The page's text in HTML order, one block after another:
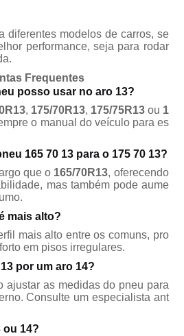
diferentes modelos de carros, se
performance, seja para rodar
Frequentes
posso usar no aro 13?
, 175/70R13, 175/75R13ou 1
o manual do veículo para es
165 70 13 para o 175 70 13?
que o 165/70R13, oferecendo
mas também pode aume
mais alto?
mais alto entre os comuns, pro
em pisos irregulares.
por um aro 14?
ajustar as medidas do pneu para
Consulte um especialista ant
ou 14?